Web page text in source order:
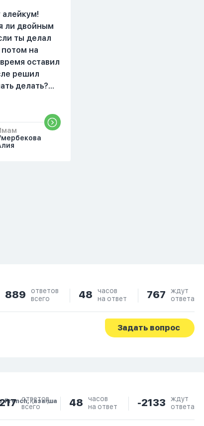
алейкум!
ли двойным
ты делал
потом на
оставил
решил
делать?
889
ответов
всего
48
часов
на ответ
767
ждут
ответа
Задать вопрос
French, Қазақша
ответов
всего
48
часов
на ответ
-2133
ждут
ответа